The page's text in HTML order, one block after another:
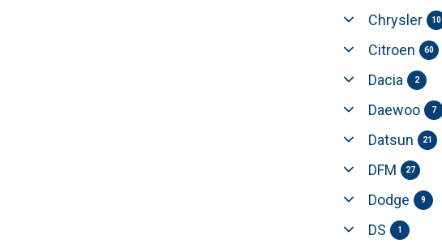
Chrysler 10
Citroen 60
Dacia 2
Daewoo 7
Datsun 21
DFM 27
Dodge 9
DS 1